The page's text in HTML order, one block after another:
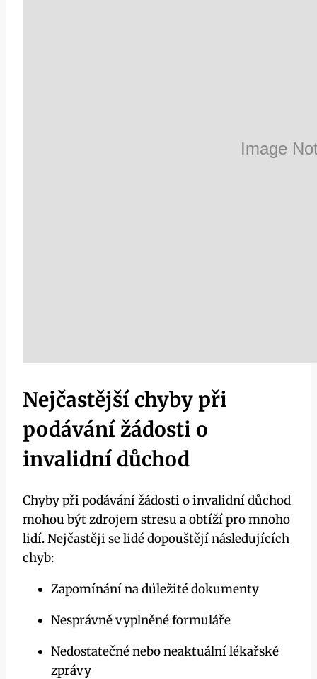
Nejčastější chyby při
podávání žádosti o
invalidní důchod
Chyby při podávání žádosti o invalidní důchod
mohou být zdrojem stresu a obtíží pro mnoho
lidí. Nejčastěji se lidé dopouštějí následujících
chyb:
Zapomínání na důležité dokumenty
Nesprávně vyplněné formuláře
Nedostatečné nebo neaktuální lékařské
zprávy